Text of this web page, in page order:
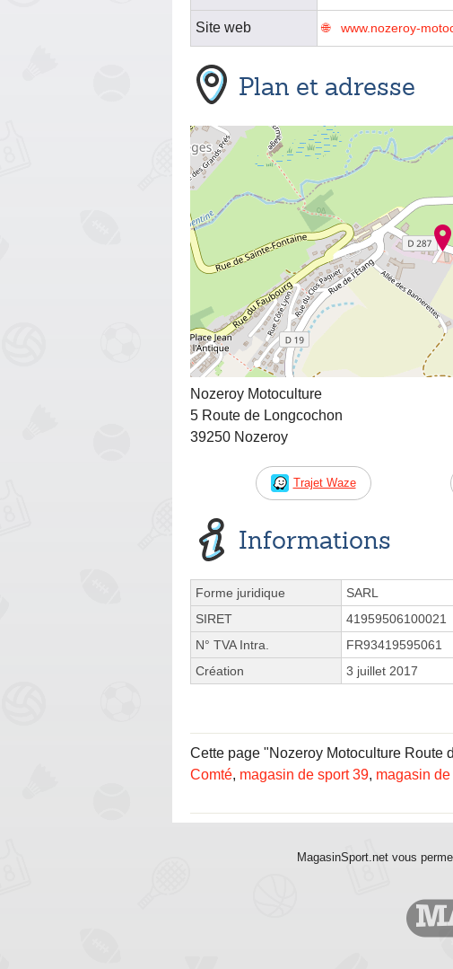
Site web www.nozeroy-
Plan et adresse
Nozeroy Motoculture
5 Route de Longcochon
39250 Nozeroy
Trajet Waze
Informations
Forme juridique
SARL
SIRET
41959506100021
N° TVA Intra.
FR93419595061
Création
3 juillet 2017
Cette page "Nozeroy Motoculture Route
Comté, magasin de sport 39, magasin
MagasinSport.net vous